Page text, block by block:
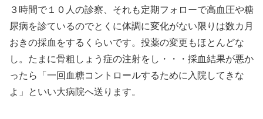
３時間で１０人の診察、それも定期フォローで高血圧や糖
尿病を診ているのでとくに体調に変化がない限りは数カ月
おきの採血をするくらいです。投薬の変更もほとんどな
し。たまに骨粗しょう症の注射をし・・・採血結果が悪か
ったら「一回血糖コントロールするために入院してきな
よ」といい大病院へ送ります。